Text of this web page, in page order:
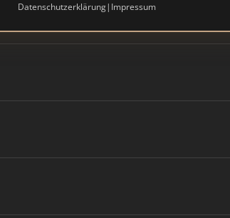
Datenschutzerklärung| Impressum